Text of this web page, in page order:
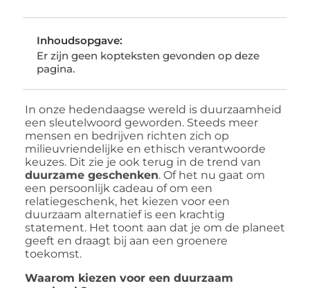
Inhoudsopgave:
Er zijn geen kopteksten gevonden op deze
pagina.
In onze hedendaagse wereld is duurzaamheid
een sleutelwoord geworden. Steeds meer
mensen en bedrijven richten zich op
milieuvriendelijke en ethisch verantwoorde
keuzes. Dit zie je ook terug in de trend van
duurzame geschenken. Of het nu gaat om
een persoonlijk cadeau of om een
relatiegeschenk, het kiezen voor een
duurzaam alternatief is een krachtig
statement. Het toont aan dat je om de planeet
geeft en draagt bij aan een groenere
toekomst.
Waarom kiezen voor een duurzaam